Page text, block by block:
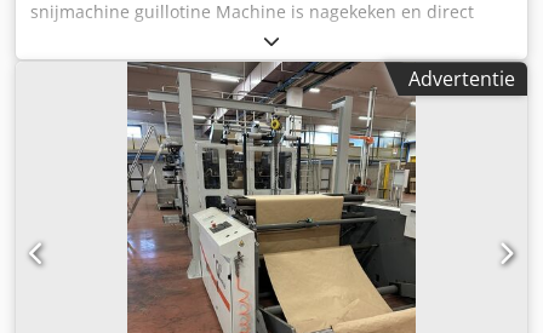
beschikbare kaarten. Iedere Matica Espresso II is voorzien
van een rear output hopper om volledige card runs op te
vangen indien noodzakelijk, wat de doorvoersnelheid voor
grotere volumes verbetert. In de standaard opzet is de
front-side input en -output zeer gemakkelijk voor situaties
waar beperkte ruimte beschikbaar is, zoals op een bureau,
in een kast of onder een balie. De Matica Espresso II
printer heeft de uitbreidingsmogelijkheid voor inline
encoders voor magnetische strip, contact chip of
contactless smart card. Hiermee kan de functionaliteit tot
een maximum worden benut. Er kan eenvoudig een
printer samengesteld worden die perfect past bij de
snijmachine guillotine Machine is nagekeken en direct
inzetbaar, in perfecte staat. Bouwjaar: 2008. Technische
specificaties: Snijbreedte: 780 mm Stapelhoogte: 120 mm
15" LCD-display 400V stroomvoorziening Gewicht: 1400 kg
Zijtafels Chromen tafeloppervlak Csdpfszgdafex Akwjrf
Tafelverlichting en optische snijlijn Traploos instelbare
druk Extra afdekkingen voor achtertafel Reserve mes,
snijlatten, aanslagblok en gereedschap.
Advertentie